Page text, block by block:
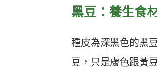
黑豆：養生食
種皮為深黑色的黑
豆，只是膚色跟黃